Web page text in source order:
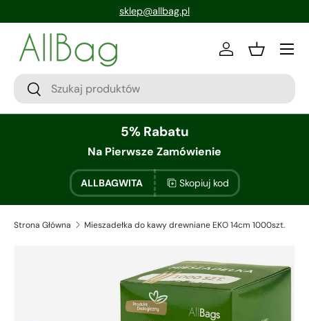
sklep@allbag.pl
Zaloguj sie
Kosz
5% Rabatu
Na Pierwsze Zamówienie
ALLBAGWITA Skopiuj kod
Strona Główna Mieszadełka do kawy drewniane EKO 14cm 1000szt.